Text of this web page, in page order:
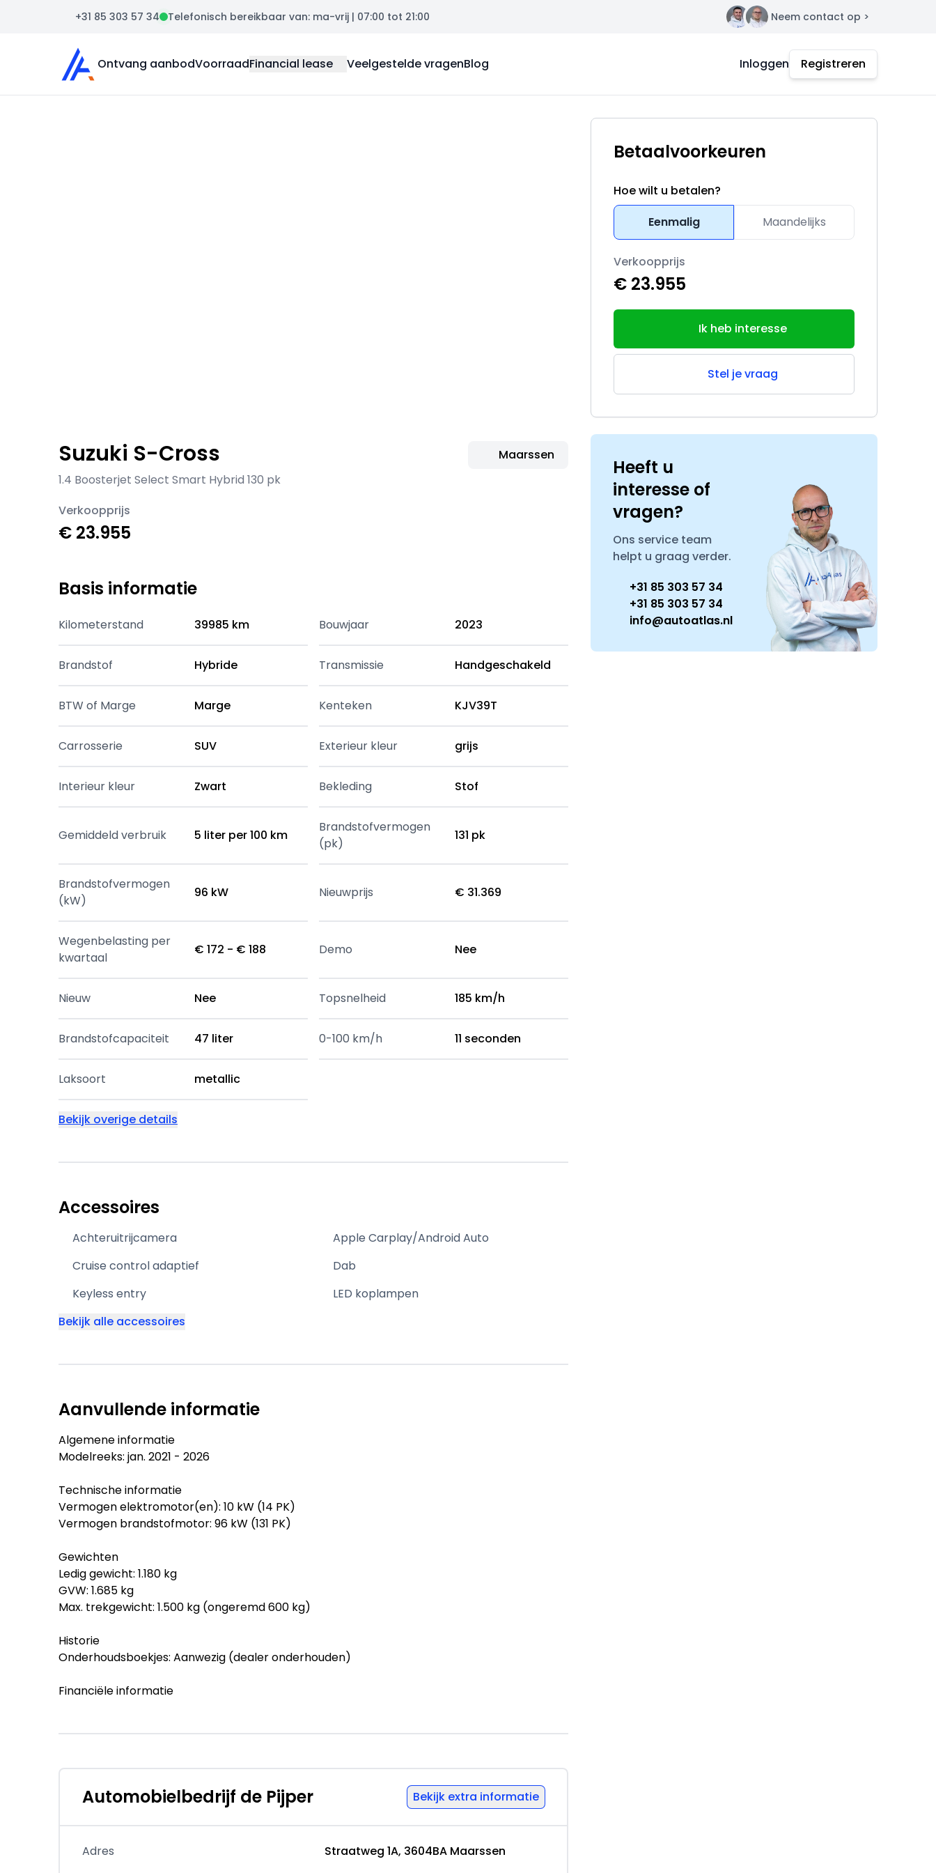
+31 85 303 57 34 Telefonisch bereikbaar van: ma-vrij | 07:00 tot 21:00 Contact Neem contact op >
Auto Atlas
Ontvang aanbodVoorraadFinancial lease Veelgestelde vragenBlog Inloggen Registreren
Suzuki S-Cross
1.4 Boosterjet Select Smart Hybrid 130 pk
Maarssen
Verkoopprijs
€ 23.955
Betaalvoorkeuren
Hoe wilt u betalen?
Eenmalig
Maandelijks
Verkoopprijs
€ 23.955
Ik heb interesse
Stel je vraag
Heeft u
interesse of
vragen?
Ons service team
helpt u graag verder.
+31 85 303 57 34
+31 85 303 57 34
info@autoatlas.nl
Basis informatie
Kilometerstand 39985 km Bouwjaar 2023
Brandstof Hybride Transmissie Handgeschakeld
BTW of Marge Marge Kenteken KJV39T
Carrosserie SUV Exterieur kleur grijs
Interieur kleur Zwart Bekleding Stof
Gemiddeld verbruik 5 liter per 100 km
Brandstofvermogen
(pk)
131 pk
Brandstofvermogen
(kW)
96 kW Nieuwprijs € 31.369
Wegenbelasting per
kwartaal
€ 172 - € 188 Demo Nee
Nieuw Nee Topsnelheid 185 km/h
Brandstofcapaciteit 47 liter 0-100 km/h 11 seconden
Laksoort metallic
Bekijk overige details
Accessoires
Achteruitrijcamera
Apple Carplay/Android Auto
Cruise control adaptief
Dab
Keyless entry
LED koplampen
Bekijk alle accessoires
Aanvullende informatie
Algemene informatie
Modelreeks: jan. 2021 - 2026
Technische informatie
Vermogen elektromotor(en): 10 kW (14 PK)
Vermogen brandstofmotor: 96 kW (131 PK)
Gewichten
Ledig gewicht: 1.180 kg
GVW: 1.685 kg
Max. trekgewicht: 1.500 kg (ongeremd 600 kg)
Historie
Onderhoudsboekjes: Aanwezig (dealer onderhouden)
Financiële informatie
BOVAG 40-Puntencheck: Ja
BOVAG Afleverbeurt: Ja
Beschikbare afleverpakketten:
Onderhoudsbeurt bij aflevering, 12 maanden BOVAG Garantie, Tellerrapport, Poetsen en
Automobielbedrijf de Pijper Bekijk extra informatie
Adres Straatweg 1A, 3604BA Maarssen